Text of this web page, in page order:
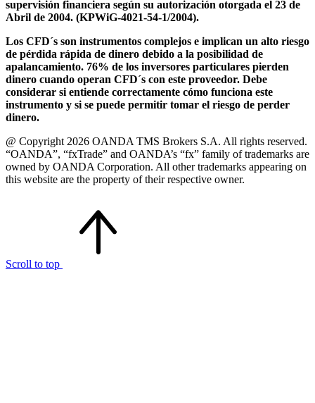
supervisión financiera según su autorización otorgada el 23 de
Abril de 2004. (KPWiG-4021-54-1/2004).
Los CFD´s son instrumentos complejos e implican un alto riesgo
de pérdida rápida de dinero debido a la posibilidad de
apalancamiento. 76% de los inversores particulares pierden
dinero cuando operan CFD´s con este proveedor. Debe
considerar si entiende correctamente cómo funciona este
instrumento y si se puede permitir tomar el riesgo de perder
dinero.
@ Copyright 2026 OANDA TMS Brokers S.A. All rights reserved.
“OANDA”, “fxTrade” and OANDA’s “fx” family of trademarks are
owned by OANDA Corporation. All other trademarks appearing on
this website are the property of their respective owner.
Scroll to top